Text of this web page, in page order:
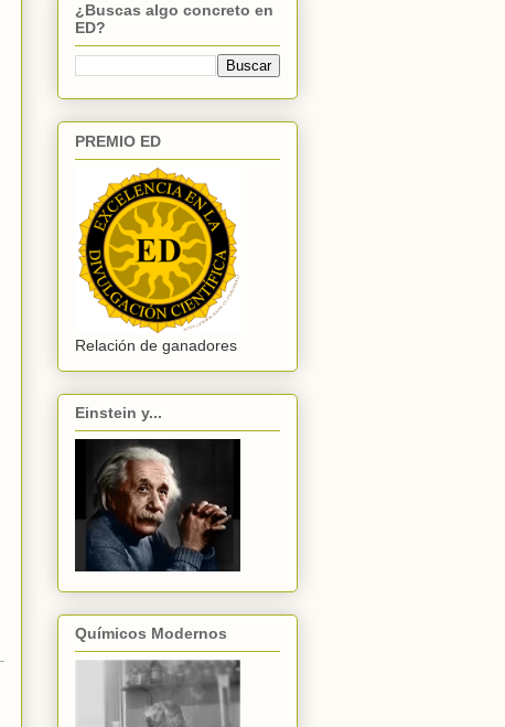
¿Buscas algo concreto en
ED?
PREMIO ED
Relación de ganadores
Einstein y...
Químicos Modernos